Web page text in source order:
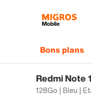
Bons plans
Redmi Note
128Go | Bleu |